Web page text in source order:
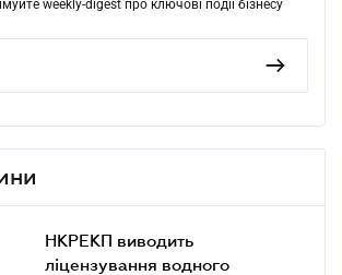
weekly-digest про ключові події бізнесу
НКРЕКП виводить
ліцензування водного